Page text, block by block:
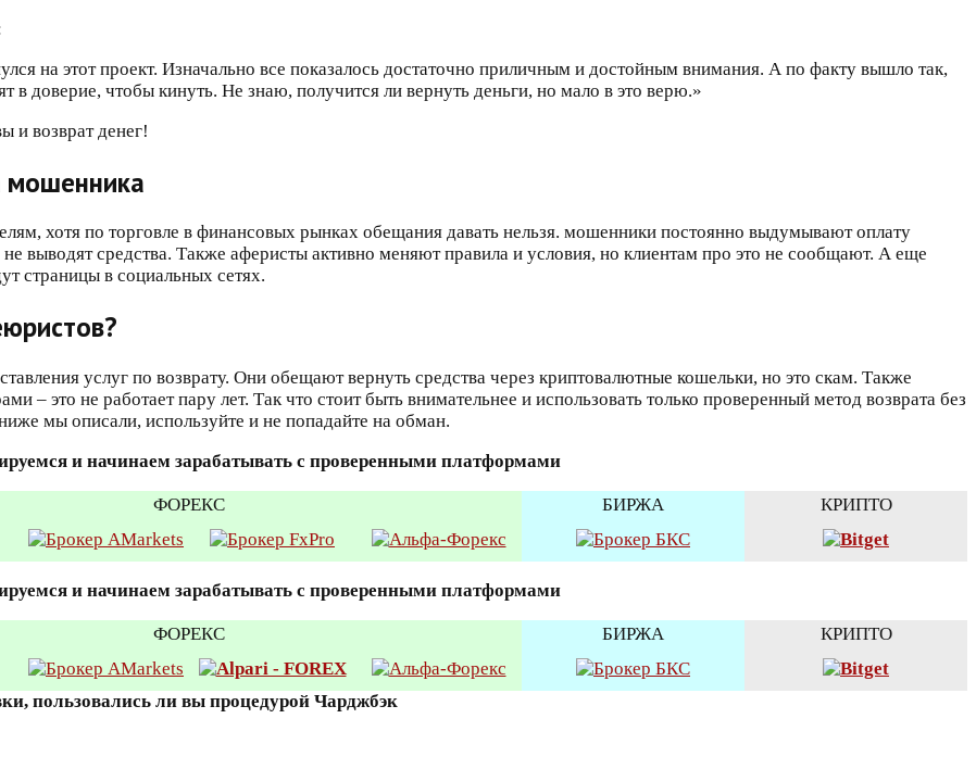
на этот проект. Изначально все показалось достаточно приличным и достойным внимания. А по факту вышло так,
в доверие, чтобы кинуть. Не знаю, получится ли вернуть деньги, но мало в это верю.»
мошенника
хотя по торговле в финансовых рынках обещания давать нельзя. мошенники постоянно выдумывают оплату
выводят средства. Также аферисты активно меняют правила и условия, но клиентам про это не сообщают. А еще
страницы в социальных сетях.
услуг по возврату. Они обещают вернуть средства через криптовалютные кошельки, но это скам. Также
– это не работает пару лет. Так что стоит быть внимательнее и использовать только проверенный метод возврата без
мы описали, используйте и не попадайте на обман.
и начинаем зарабатывать с проверенными платформами
ФОРЕКС БИРЖА КРИПТО
и начинаем зарабатывать с проверенными платформами
ФОРЕКС БИРЖА КРИПТО
пользовались ли вы процедурой Чарджбэк